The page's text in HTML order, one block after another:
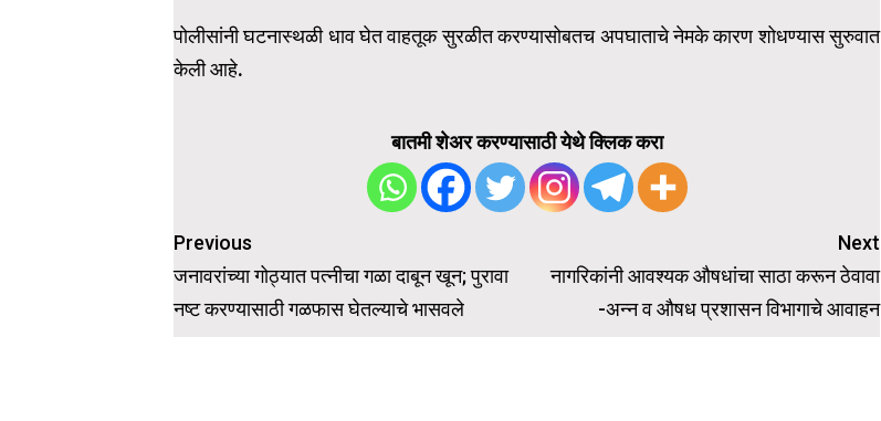
पोलीसांनी घटनास्थळी धाव घेत वाहतूक सुरळीत करण्यासोबतच अपघाताचे नेमके कारण शोधण्यास सुरुवात
केली आहे.
बातमी शेअर करण्यासाठी येथे क्लिक करा
Post
navigation
Previous
जनावरांच्या गोठ्यात पत्नीचा गळा दाबून खून; पुरावा
नष्ट करण्यासाठी गळफास घेतल्याचे भासवले
Next
नागरिकांनी आवश्यक औषधांचा साठा करून ठेवावा
-अन्न व औषध प्रशासन विभागाचे आवाहन